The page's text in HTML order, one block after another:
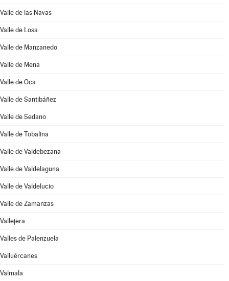
Valle de las Navas
Valle de Losa
Valle de Manzanedo
Valle de Mena
Valle de Oca
Valle de Santibáñez
Valle de Sedano
Valle de Tobalina
Valle de Valdebezana
Valle de Valdelaguna
Valle de Valdelucio
Valle de Zamanzas
Vallejera
Valles de Palenzuela
Valluércanes
Valmala